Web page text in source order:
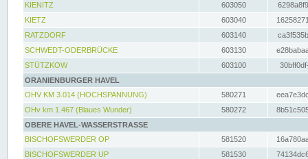
KIENITZ
603050
KIETZ
603040
RATZDORF
603140
SCHWEDT-ODERBRÜCKE
603130
STÜTZKOW
603100
ORANIENBURGER HAVEL
OHV KM 3.014 (HOCHSPANNUNG)
580271
OHv km 1.467 (Blaues Wunder)
580272
OBERE HAVEL-WASSERSTRASSE
BISCHOFSWERDER OP
581520
BISCHOFSWERDER UP
581530